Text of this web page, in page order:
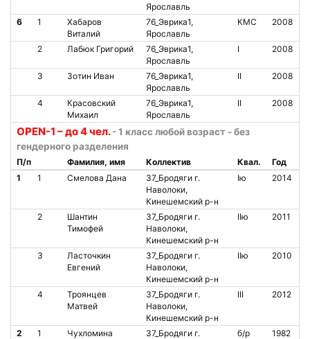
Ярославль
6 1
Хабаров
Виталий
76_Эврика1,
Ярославль
КМС 2008
2 Лабюк Григорий
76_Эврика1,
Ярославль
I 2008
3 Зотин Иван
76_Эврика1,
Ярославль
II 2008
4
Красовский
Михаил
76_Эврика1,
Ярославль
II 2008
OPEN-1 – до 4 чел. - 1 класс любой возраст - без
гендерного разделения
П/п Фамилия, имя Коллектив Квал.
Год
1
1 Смелова Дана
37_Бродяги г.
Наволоки,
Кинешемский р-н
Iю 2014
2
Шантин
Тимофей
37_Бродяги г.
Наволоки,
Кинешемский р-н
IIю 2011
3
Ласточкин
Евгений
37_Бродяги г.
Наволоки,
Кинешемский р-н
IIю 2010
4
Троянцев
Матвей
37_Бродяги г.
Наволоки,
Кинешемский р-н
III 2012
2 1
Чухломина
37_Бродяги г.
б/р 1982